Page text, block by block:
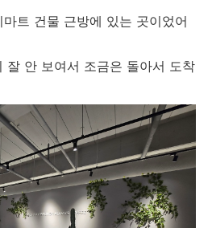
트 건물 근방에 있는 곳이었어
잘 안 보여서 조금은 돌아서 도착